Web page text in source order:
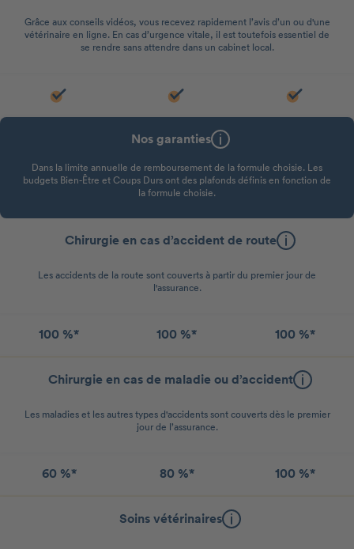
Grâce aux conseils vidéos, vous recevez rapidement l’avis d’un ou d'une
vétérinaire en ligne. En cas d’urgence vitale, il est toutefois essentiel de
se rendre sans attendre dans un cabinet local.
Nos garanties
Dans la limite annuelle de remboursement de la formule choisie. Les
budgets Bien-Être et Coups Durs ont des plafonds définis en fonction de
la formule choisie.
Chirurgie en cas d’accident de route
Les accidents de la route sont couverts à partir du premier jour de
l'assurance.
100 %* 100 %* 100 %*
Chirurgie en cas de maladie ou d’accident
Les maladies et les autres types d'accidents sont couverts dès le premier
jour de l’assurance.
60 %* 80 %* 100 %*
Soins vétérinaires